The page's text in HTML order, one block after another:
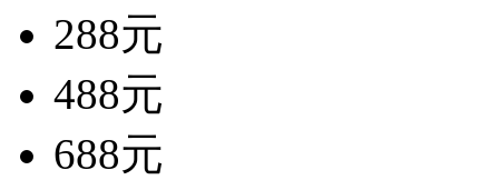
288元
488元
688元